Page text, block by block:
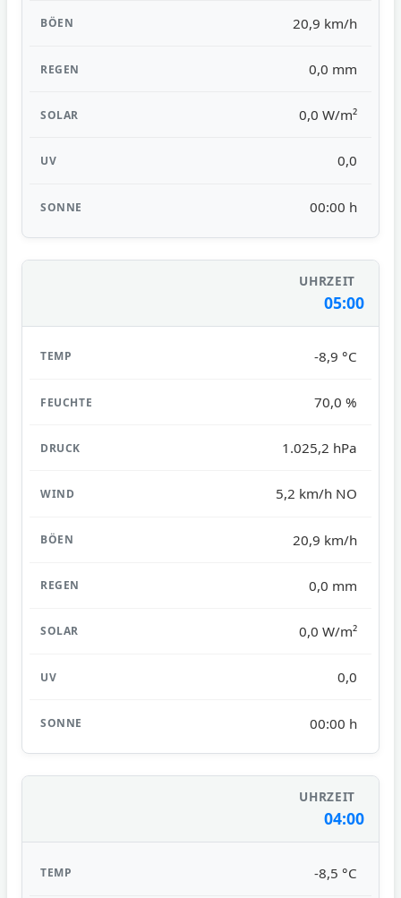
20,9 km/h
0,0 mm
0,0 W/m²
0,0
00:00 h
05:00
-8,9 °C
70,0 %
1.025,2 hPa
5,2 km/h NO
20,9 km/h
0,0 mm
0,0 W/m²
0,0
00:00 h
04:00
-8,5 °C